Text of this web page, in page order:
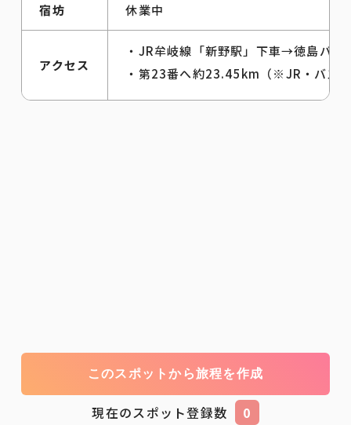
宿坊 休業中
アクセス
・JR牟岐線「新野駅」下車→徳島バス
・第23番へ約23.45km（※JR・バス
このスポットから旅程を作成
現在のスポット登録数 0